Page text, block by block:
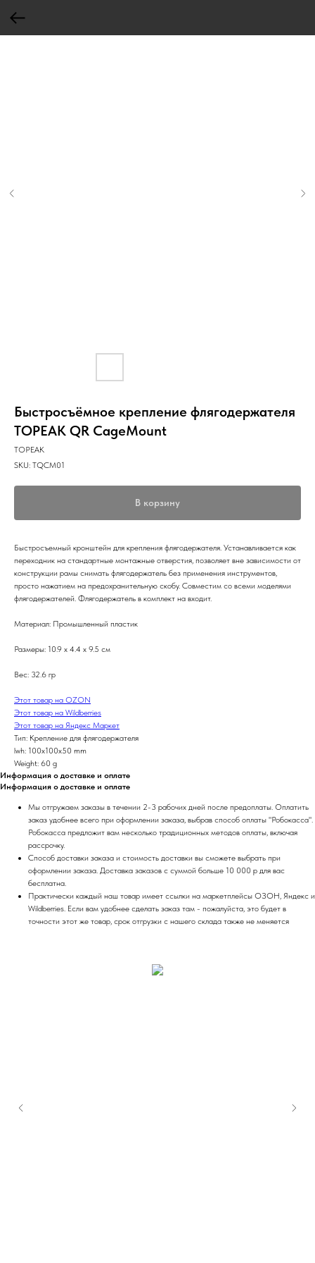
Быстросъёмное крепление флягодержателя
TOPEAK QR CageMount
TOPEAK
SKU: TQCM01
В корзину
Быстросъемный кронштейн для крепления флягодержателя. Устанавливается как
переходник на стандартные монтажные отверстия, позволяет вне зависимости от
конструкции рамы снимать флягодержатель без применения инструментов,
просто нажатием на предохранительную скобу. Совместим со всеми моделями
флягодержателей. Флягодержатель в комплект на входит.
Материал: Промышленный пластик
Размеры: 10.9 x 4.4 x 9.5 см
Вес: 32.6 гр
Этот товар на OZON
Этот товар на Wildberries
Этот товар на Яндекс Маркет
Тип: Крепление для флягодержателя
lwh: 100x100x50 mm
Weight: 60 g
Информация о доставке и оплате
Информация о доставке и оплате
Мы отгружаем заказы в течении 2-3 рабочих дней после предоплаты. Оплатить
заказ удобнее всего при оформлении заказа, выбрав способ оплаты "Робокасса".
Робокасса предложит вам несколько традиционных методов оплаты, включая
рассрочку.
Способ доставки заказа и стоимость доставки вы сможете выбрать при
оформлении заказа. Доставка заказов с суммой больше 10 000 р для вас
бесплатна.
Практически каждый наш товар имеет ссылки на маркетплейсы ОЗОН, Яндекс и
Wildberries. Если вам удобнее сделать заказ там - пожалуйста, это будет в
точности этот же товар, срок отгрузки с нашего склада также не меняется